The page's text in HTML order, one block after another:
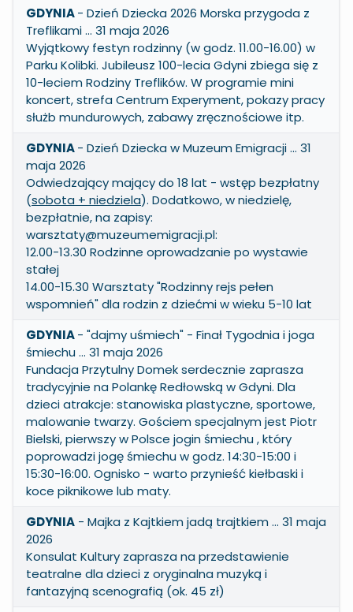
GDYNIA- Dzień Dziecka 2026 Morska przygoda z
Treflikami … 31 maja 2026
Wyjątkowy festyn rodzinny (w godz. 11.00-16.00) w
Parku Kolibki. Jubileusz 100-lecia Gdyni zbiega się z
10-leciem Rodziny Treflików. W programie mini
koncert, strefa Centrum Experyment, pokazy pracy
służb mundurowych, zabawy zręcznościowe itp.
GDYNIA- Dzień Dziecka w Muzeum Emigracji … 31
maja 2026
Odwiedzający mający do 18 lat - wstęp bezpłatny
(sobota + niedziela). Dodatkowo, w niedzielę,
bezpłatnie, na zapisy:
warsztaty@muzeumemigracji.pl:
12.00-13.30 Rodzinne oprowadzanie po wystawie
stałej
14.00-15.30 Warsztaty "Rodzinny rejs pełen
wspomnień" dla rodzin z dziećmi w wieku 5-10 lat
GDYNIA- "dajmy uśmiech" - Finał Tygodnia i joga
śmiechu … 31 maja 2026
Fundacja Przytulny Domek serdecznie zaprasza
tradycyjnie na Polankę Redłowską w Gdyni. Dla
dzieci atrakcje: stanowiska plastyczne, sportowe,
malowanie twarzy. Gościem specjalnym jest Piotr
Bielski, pierwszy w Polsce jogin śmiechu , który
poprowadzi jogę śmiechu w godz. 14:30-15:00 i
15:30-16:00. Ognisko - warto przynieść kiełbaski i
koce piknikowe lub maty.
GDYNIA - Majka z Kajtkiem jadą trajtkiem … 31 maja
2026
Konsulat Kultury zaprasza na przedstawienie
teatralne dla dzieci z oryginalna muzyką i
fantazyjną scenografią (ok. 45 zł)